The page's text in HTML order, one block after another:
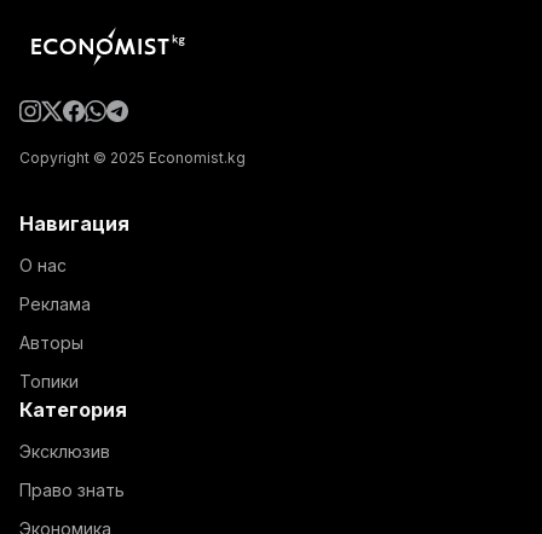
Copyright © 2025 Economist.kg
Навигация
О нас
Реклама
Авторы
Топики
Категория
Эксклюзив
Право знать
Экономика